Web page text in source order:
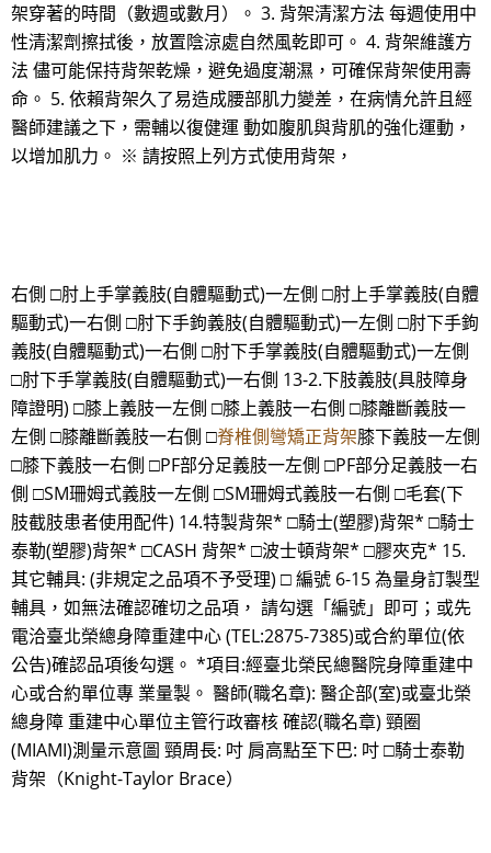
架穿著的時間（數週或數月）。 3. 背架清潔方法 每週使用中
性清潔劑擦拭後，放置陰涼處自然風乾即可。 4. 背架維護方
法 儘可能保持背架乾燥，避免過度潮濕，可確保背架使用壽
命。 5. 依賴背架久了易造成腰部肌力變差，在病情允許且經
醫師建議之下，需輔以復健運 動如腹肌與背肌的強化運動，
以增加肌力。 ※ 請按照上列方式使用背架，
右側 □肘上手掌義肢(自體驅動式)一左側 □肘上手掌義肢(自體
驅動式)一右側 □肘下手鉤義肢(自體驅動式)一左側 □肘下手鉤
義肢(自體驅動式)一右側 □肘下手掌義肢(自體驅動式)一左側
□肘下手掌義肢(自體驅動式)一右側 13-2.下肢義肢(具肢障身
障證明) □膝上義肢一左側 □膝上義肢一右側 □膝離斷義肢一
左側 □膝離斷義肢一右側 □脊椎側彎矯正背架膝下義肢一左側
□膝下義肢一右側 □PF部分足義肢一左側 □PF部分足義肢一右
側 □SM珊姆式義肢一左側 □SM珊姆式義肢一右側 □毛套(下
肢截肢患者使用配件) 14.特製背架* □騎士(塑膠)背架* □騎士
泰勒(塑膠)背架* □CASH 背架* □波士頓背架* □膠夾克* 15.
其它輔具: (非規定之品項不予受理) □ 編號 6-15 為量身訂製型
輔具，如無法確認確切之品項， 請勾選「編號」即可；或先
電洽臺北榮總身障重建中心 (TEL:2875-7385)或合約單位(依
公告)確認品項後勾選。 *項目:經臺北榮民總醫院身障重建中
心或合約單位專 業量製。 醫師(職名章): 醫企部(室)或臺北榮
總身障 重建中心單位主管行政審核 確認(職名章) 頸圈
(MIAMI)測量示意圖 頸周長: 吋 肩高點至下巴: 吋 □騎士泰勒
背架（Knight-Taylor Brace）